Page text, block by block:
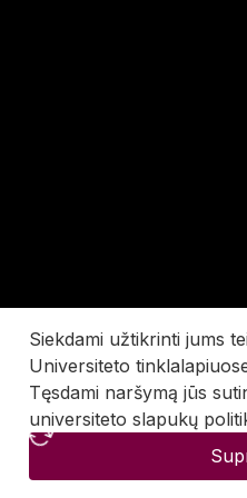
Siekdami užtikrinti jums
Universiteto
Tęsdami naršymą jūs
universiteto slapukų